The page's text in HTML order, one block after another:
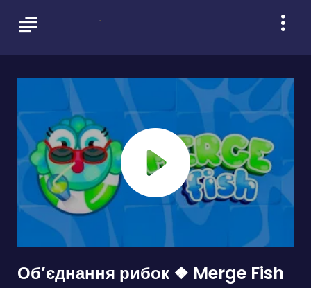
Обʼєднання рибок ❖ Merge Fish